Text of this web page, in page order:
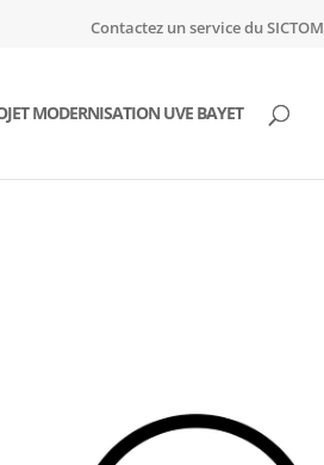
Contactez un service du SICTOM
MODERNISATION UVE BAYET